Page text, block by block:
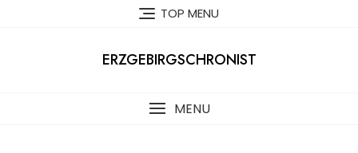
TOP MENU
ERZGEBIRGSCHRONIST
MENU